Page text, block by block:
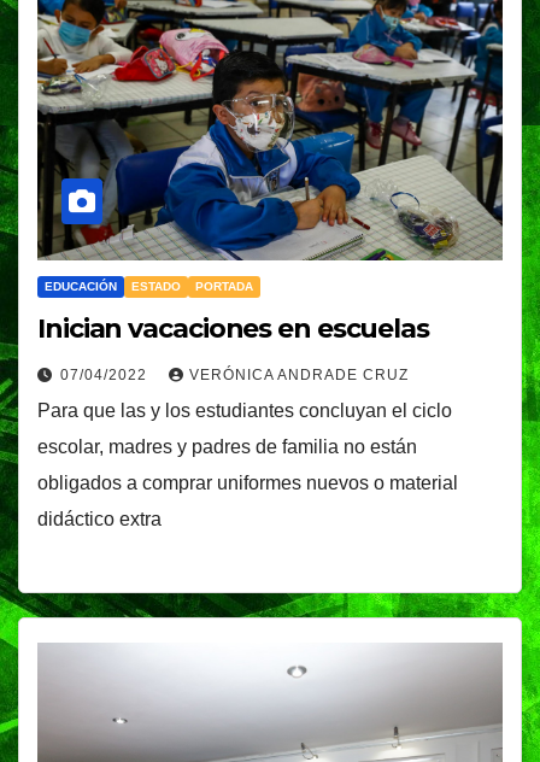
EDUCACIÓN ESTADO PORTADA
Inician vacaciones en escuelas
07/04/2022 VERÓNICA ANDRADE CRUZ
Para que las y los estudiantes concluyan el ciclo
escolar, madres y padres de familia no están
obligados a comprar uniformes nuevos o material
didáctico extra